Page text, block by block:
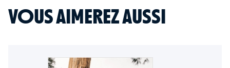
VOUS AIMEREZ AUSSI